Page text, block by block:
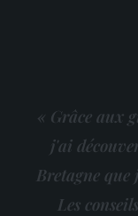
« Grâce aux
j'ai
Bretagne que
Les